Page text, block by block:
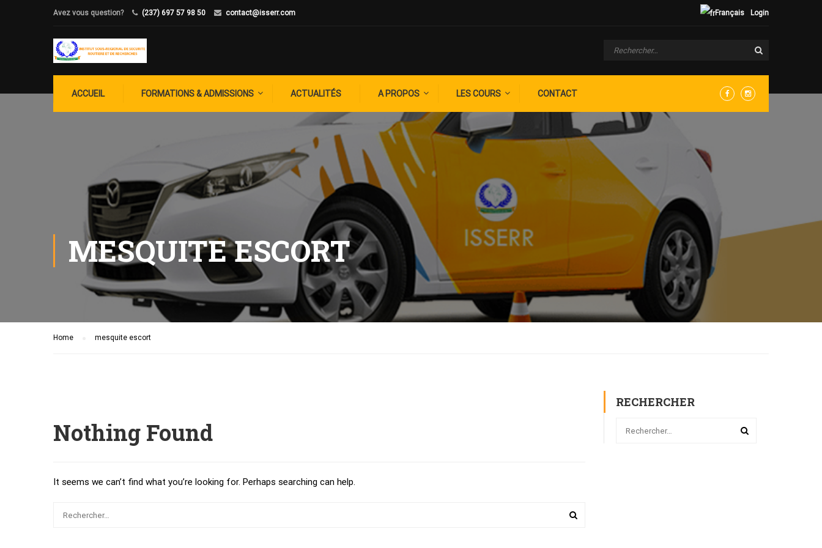
Avez vous question? (237) 697 57 98 50 contact@isserr.com Login
Français
ACCUEIL FORMATIONS & ADMISSIONS ACTUALITÉS A PROPOS LES COURS CONTACT
MESQUITE ESCORT
Home mesquite escort
Nothing Found
It seems we can’t find what you’re looking for. Perhaps searching can help.
RECHERCHER